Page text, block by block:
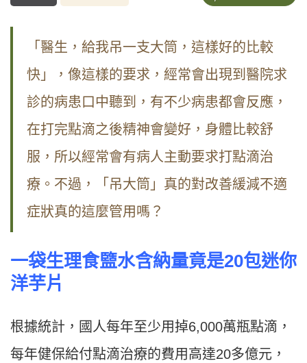
「醫生，給我吊一支大筒，這樣好的比較
快」，像這樣的要求，經常會出現到醫院求
診的病患口中聽到，有不少病患都會反應，
在打完點滴之後精神會變好，身體比較舒
服，所以經常會有病人主動要求打點滴治
療。不過，「吊大筒」真的對改善緩減不適
症狀真的這麼管用嗎？
一袋生理食盬水含納量竟是20包迷你
洋芋片
根據統計，國人每年至少用掉6,000萬瓶點滴，
每年健保給付點滴治療的費用高達20多億元，